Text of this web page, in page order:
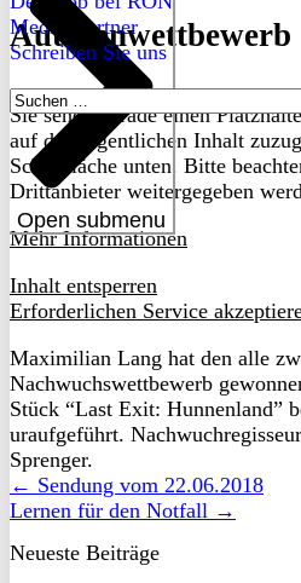
Open submenu
Medienpartner
Schreiben Sie uns
Suchen
nach:
Autorenwettbewerb
Sie sehen gerade einen
auf den eigentlichen Inhalt
Schaltfläche unten. Bitte
Drittanbieter weitergegeben
Mehr Informationen
Inhalt entsperren
Erforderlichen Service
Maximilian Lang hat den alle
Nachwuchswettbewerb
Stück “Last Exit: Hunnenland”
uraufgeführt.
Sprenger.
← Sendung vom 22.06.2018
Lernen für den Notfall →
Neueste Beiträge